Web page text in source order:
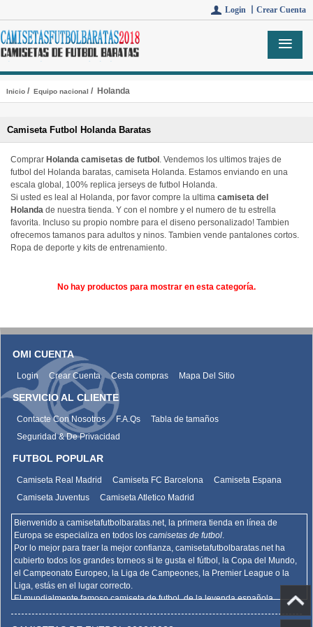
Login 丨 Crear Cuenta
Inicio/ Equipo nacional / Holanda
Camiseta Futbol Holanda Baratas
Comprar Holanda camisetas de futbol . Vendemos los ultimos trajes de
futbol del Holanda baratas, camiseta Holanda. Estamos enviando en una
escala global, 100% replica jerseys de futbol Holanda.
Si usted es leal al Holanda, por favor compre la ultima camiseta del
Holanda de nuestra tienda. Y con el nombre y el numero de tu estrella
favorita. Incluso su propio nombre para el diseno personalizado! Tambien
ofrecemos tamanos para adultos y ninos. Tambien vende pantalones cortos.
Ropa de deporte y kits de entrenamiento.
No hay productos para mostrar en esta categoría.
OMI CUENTA
Login Crear Cuenta Cesta compras Mapa Del Sitio
SERVICIO AL CLIENTE
Contacte Con Nosotros F.A.Qs
Tabla de tamaños
Seguridad & De Privacidad
FUTBOL POPULAR
Camiseta Real Madrid Camiseta FC Barcelona
Camiseta Espana
Camiseta Juventus
Camiseta Atletico Madrid
Bienvenido a camisetafutbolbaratas.net, la primera tienda en línea de
Europa se especializa en todos los camisetas de futbol.
Por lo mejor para traer la mejor confianza, camisetafutbolbaratas.netha
cubierto todos los grandes torneos si te gusta el fútbol, la Copa del Mundo,
el Campeonato Europeo, la Liga de Campeones, la Premier League o la
Liga, estás en el lugar correcto.
El mundialmente famoso camiseta de futbol, de la leyenda española